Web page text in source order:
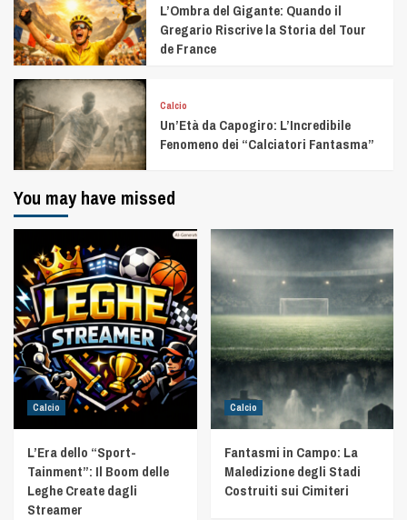
L’Ombra del Gigante: Quando il
Gregario Riscrive la Storia del Tour
de France
Calcio
Un’Età da Capogiro: L’Incredibile
Fenomeno dei “Calciatori Fantasma”
You may have missed
Calcio
L’Era dello “Sport-
Tainment”: Il Boom delle
Leghe Create dagli
Streamer
Calcio
Fantasmi in Campo: La
Maledizione degli Stadi
Costruiti sui Cimiteri